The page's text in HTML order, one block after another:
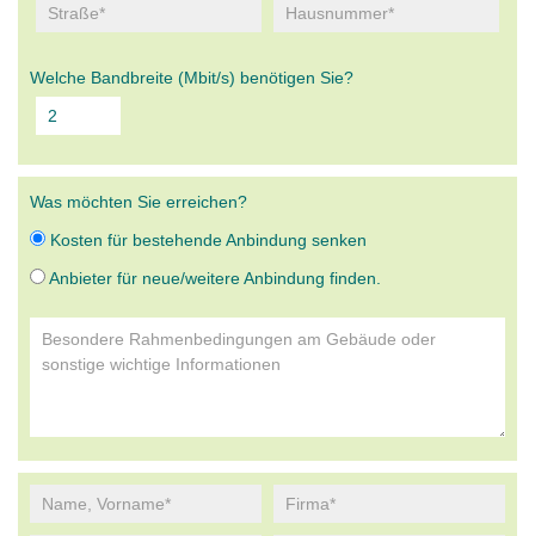
Welche Bandbreite (Mbit/s) benötigen Sie?
Was möchten Sie erreichen?
Kosten für bestehende Anbindung senken
Anbieter für neue/weitere Anbindung finden.